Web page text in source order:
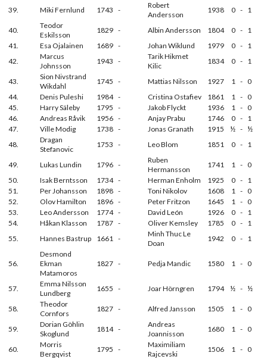
39. Miki Fernlund 1743 -
Robert
Andersson
1938 0 - 1
40.
Teodor
Eskilsson
1829 - Albin Andersson 1804 0 - 1
41.
Esa Ojalainen 1689 - Johan Wiklund 1979 0 - 1
42.
Marcus
Johnsson
1943 -
Tarik Hikmet
Kilic
1834 0 - 1
43.
Sion Nivstrand
Wikdahl
1745 - Mattias Nilsson 1927 1 - 0
44.
Denis Puleshi 1984 - Cristina Ostafiev 1861 1 - 0
45.
Harry Säleby 1795 - Jakob Flyckt 1936 1 - 0
46.
Andreas Råvik 1956 - Anjay Prabu 1746 0 - 1
47.
Ville Modig 1738 - Jonas Granath 1915 ½ - ½
48.
Dragan
Stefanovic
1753 - Leo Blom 1851 0 - 1
49. Lukas Lundin 1796 -
Ruben
Hermansson
1741 1 - 0
50.
Isak Berntsson 1734 - Herman Enholm 1925 0 - 1
51.
Per Johansson 1898 - Toni Nikolov 1608 1 - 0
52.
Olov Hamilton 1896 - Peter Fritzon 1645 1 - 0
53.
Leo Andersson 1774 - David León 1926 0 - 1
54.
Håkan Klasson 1787 - Oliver Kemsley 1785 0 - 1
55.
Hannes Bastrup 1661 -
Minh Thuc Le
Doan
1942 0 - 1
56.
Desmond
Ekman
Matamoros
1827 - Pedja Mandic 1580 1 - 0
57.
Emma Nilsson
Lundberg
1655 - Joar Hörngren 1794 ½ - ½
58.
Theodor
Cornfors
1827 - Alfred Jansson 1505 1 - 0
59.
Dorian Göhlin
Skoglund
1814 -
Andreas
Joannisson
1680 1 - 0
60.
Morris
Bergqvist
1795 -
Maximiliam
Rajcevski
1506 1 - 0